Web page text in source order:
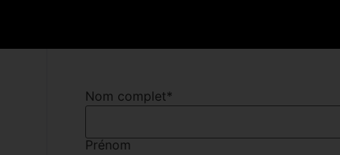
Nom complet*
Prénom